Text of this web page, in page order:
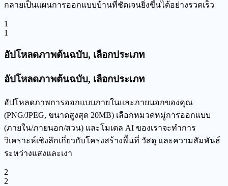
กลายเป็นแผนการออกแบบบ้านที่ชัดเจนยิ่งขึ้นได้อย่างรวดเร็ว
1
1
อัปโหลดภาพต้นฉบับ, เลือกประเภท
อัปโหลดภาพต้นฉบับ, เลือกประเภท
อัปโหลดภาพการออกแบบภายในและภายนอกของคุณ
(PNG/JPEG, ขนาดสูงสุด 20MB) เลือกหมวดหมู่การออกแบบ
(ภายใน/ภายนอก/สวน) และโมเดล AI ของเราจะทำการ
วิเคราะห์เชิงลึกเกี่ยวกับโครงสร้างพื้นที่ วัสดุ และความสัมพันธ์
ระหว่างแสงและเงา
2
2